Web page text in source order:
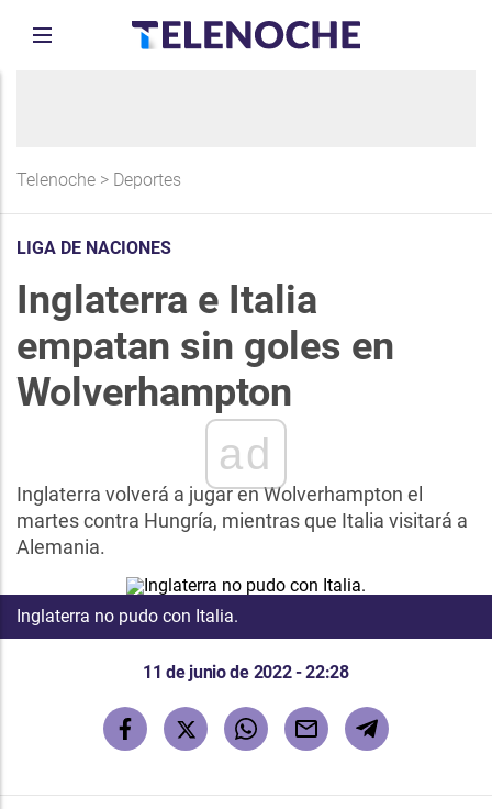
Telenoche > Deportes
LIGA DE NACIONES
Inglaterra e Italia
empatan sin goles en
Wolverhampton
ad
Inglaterra volverá a jugar en Wolverhampton el
martes contra Hungría, mientras que Italia visitará a
Alemania.
Inglaterra no pudo con Italia.
11 de junio de 2022 - 22:28